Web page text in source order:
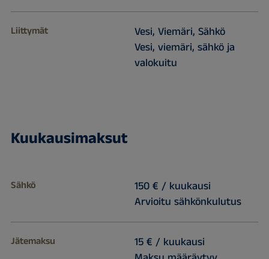
Liittymät
Vesi, Viemäri, Sähkö
Vesi, viemäri, sähkö ja
valokuitu
Kuukausimaksut
Sähkö
150 € / kuukausi
Arvioitu sähkönkulutus
Jätemaksu
15 € / kuukausi